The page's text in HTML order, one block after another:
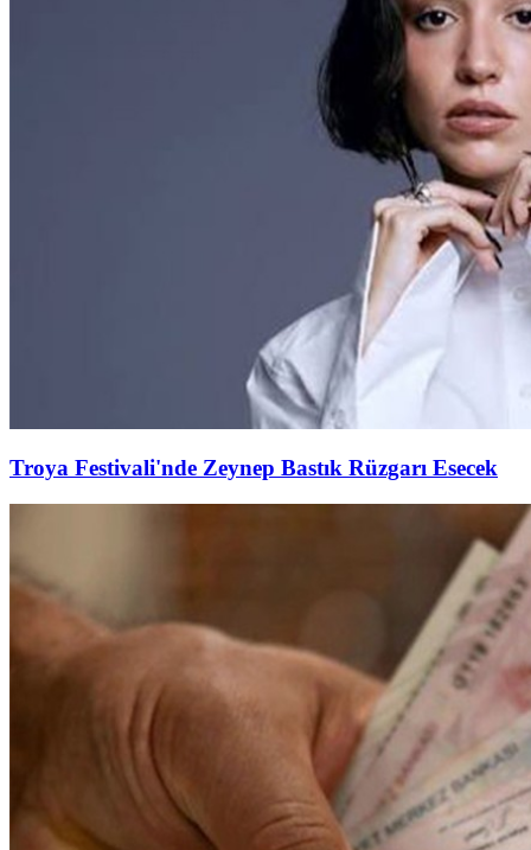
Troya Festivali'nde Zeynep Bastık Rüzgarı Esecek